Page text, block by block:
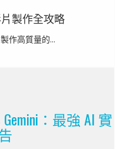
製作全攻略
作高質量的...
Gemini：最強 AI 實